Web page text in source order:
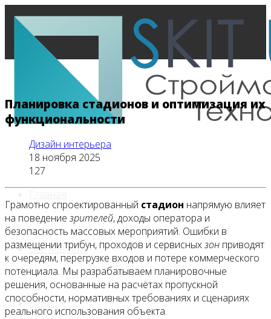
Все новости
Видео
Планировка стадионов и оптимизация их
функциональности
Дизайн интерьера
18 ноября 2025
127
Грамотно спроектированный стадион напрямую влияет
на поведение зрителей, доходы оператора и
безопасность массовых мероприятий. Ошибки в
размещении трибун, проходов и сервисныхзон приводят
к очередям, перегрузке входов и потере коммерческого
потенциала. Мы разрабатываем планировочные
решения, основанные на расчётах пропускной
способности, нормативных требованиях и сценариях
реального использования объекта.